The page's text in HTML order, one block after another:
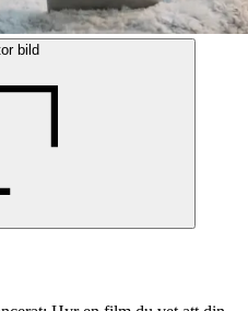
bild